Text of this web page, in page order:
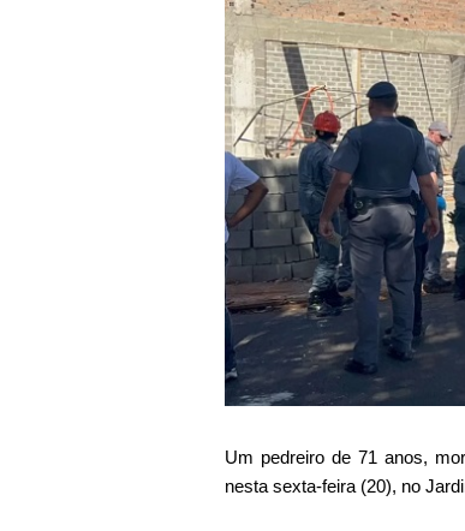
Um pedreiro de 71 anos,
nesta sexta-feira (20), no